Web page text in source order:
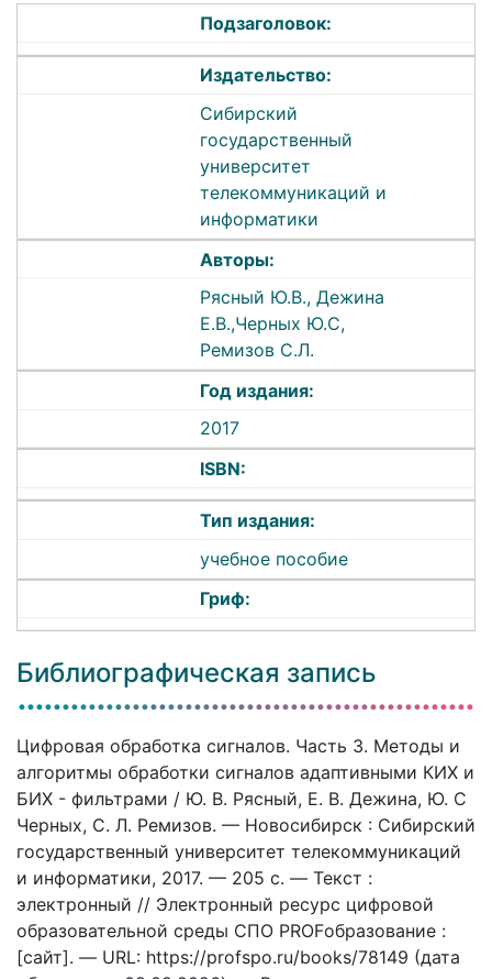
Подзаголовок:
Издательство:
Сибирский
государственный
университет
телекоммуникаций и
информатики
Авторы:
Рясный Ю.В., Дежина
Е.В.,Черных Ю.С,
Ремизов С.Л.
Год издания:
2017
ISBN:
Тип издания:
учебное пособие
Гриф:
Библиографическая запись
Цифровая обработка сигналов. Часть 3. Методы и
алгоритмы обработки сигналов адаптивными КИХ и
БИХ - фильтрами / Ю. В. Рясный, Е. В. Дежина, Ю. С
Черных, С. Л. Ремизов. — Новосибирск : Сибирский
государственный университет телекоммуникаций
и информатики, 2017. — 205 c. — Текст :
электронный // Электронный ресурс цифровой
образовательной среды СПО PROFобразование :
[сайт]. — URL: https://profspo.ru/books/78149 (дата